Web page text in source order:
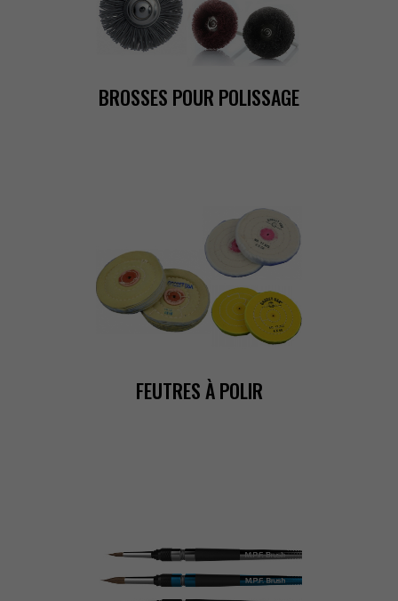
BROSSESPOURPOLISSAGE
FEUTRESÀPOLIR